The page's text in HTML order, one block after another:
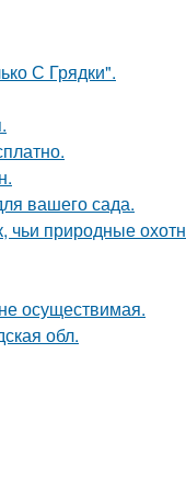
С Грядки".
вашего сада.
природные
осуществимая.
обл.